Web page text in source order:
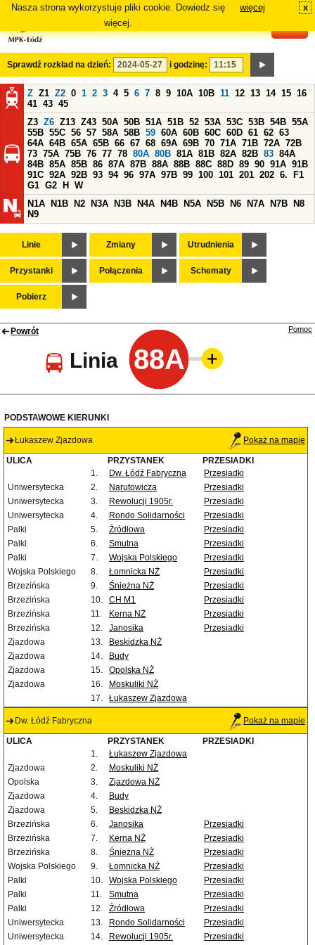
Nasza strona wykorzystuje pliki cookie. Dowiedz się
więcej.
więcej x
Sprawdź rozkład na dzień: i godzinę:
Z Z1 Z2 0 1 2 3 4 5 6 7 8 9 10A 10B 11 12 13 14 15 16
41 43 45
Z3 Z6 Z13 Z43 50A 50B 51A 51B 52 53A 53C 53B 54B 55A
55B 55C 56 57 58A 58B 59 60A 60B 60C 60D 61 62 63
64A 64B 65A 65B 66 67 68 69A 69B 70 71A 71B 72A 72B
73 75A 75B 76 77 78 80A 80B 81A 81B 82A 82B 83 84A
84B 85A 85B 86 87A 87B 88A 88B 88C 88D 89 90 91A 91B
91C 92A 92B 93 94 96 97A 97B 99 100 101 201 202 6.
F1
G1 G2 H
W
N1A
N1B N2 N3A N3B N4A N4B N5A N5B N6 N7A N7B
N8
N9
Linie Zmiany Utrudnienia
Przystanki Połączenia Schematy
Pobierz
Powrót
Linia 88A
Pomoc
PODSTAWOWE KIERUNKI
Łukaszew Zjazdowa Pokaż na mapie
ULICA PRZYSTANEK
PRZESIADKI
1.
Dw. Łódź Fabryczna
Przesiadki
Uniwersytecka
2. Narutowicza
Przesiadki
Uniwersytecka
3. Rewolucji 1905r.
Przesiadki
Uniwersytecka
4. Rondo Solidarności
Przesiadki
Palki
5. Źródłowa
Przesiadki
Palki
6. Smutna
Przesiadki
Palki
7. Wojska Polskiego
Przesiadki
Wojska Polskiego
8. Łomnicka NŻ
Przesiadki
Brzezińska
9. Śnieżna NŻ
Przesiadki
Brzezińska
10. CH M1
Przesiadki
Brzezińska
11. Kerna NŻ
Przesiadki
Brzezińska
12. Janosika
Przesiadki
Zjazdowa
13.
Beskidzka NŻ
Zjazdowa
14.
Budy
Zjazdowa
15.
Opolska NŻ
Zjazdowa
16.
Moskuliki NŻ
17.
Łukaszew Zjazdowa
Dw. Łódź Fabryczna Pokaż na mapie
ULICA PRZYSTANEK
PRZESIADKI
1.
Łukaszew Zjazdowa
Zjazdowa
2.
Moskuliki NŻ
Opolska
3.
Zjazdowa NŻ
Zjazdowa
4.
Budy
Zjazdowa
5.
Beskidzka NŻ
Brzezińska
6. Janosika
Przesiadki
Brzezińska
7. Kerna NŻ
Przesiadki
Brzezińska
8. Śnieżna NŻ
Przesiadki
Wojska Polskiego
9. Łomnicka NŻ
Przesiadki
Palki
10. Wojska Polskiego
Przesiadki
Palki
11. Smutna
Przesiadki
Palki
12. Źródłowa
Przesiadki
Uniwersytecka
13. Rondo Solidarności
Przesiadki
Uniwersytecka
14. Rewolucji 1905r. Przesiadki